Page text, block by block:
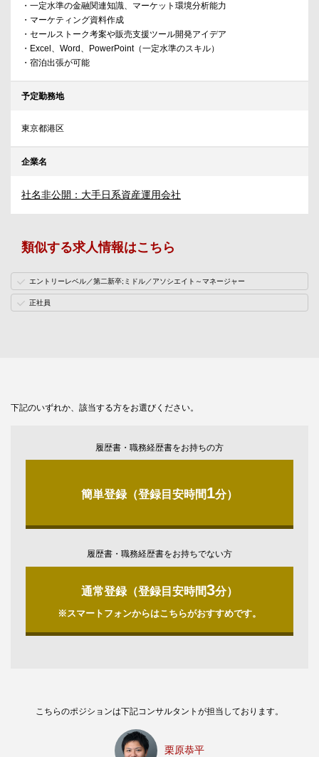
・一定水準の金融関連知識、マーケット環境分析能力
・マーケティング資料作成
・セールストーク考案や販売支援ツール開発アイデア
・Excel、Word、PowerPoint（一定水準のスキル）
・宿泊出張が可能
予定勤務地
東京都港区
企業名
社名非公開：大手日系資産運用会社
類似する求人情報はこちら
エントリーレベル／第二新卒;ミドル／アソシエイト～マネージャー
正社員
下記のいずれか、該当する方をお選びください。
履歴書・職務経歴書をお持ちの方
簡単登録（登録目安時間1分）
履歴書・職務経歴書をお持ちでない方
通常登録（登録目安時間3分）
※スマートフォンからはこちらがおすすめです。
こちらのポジションは下記コンサルタントが担当しております。
栗原恭平